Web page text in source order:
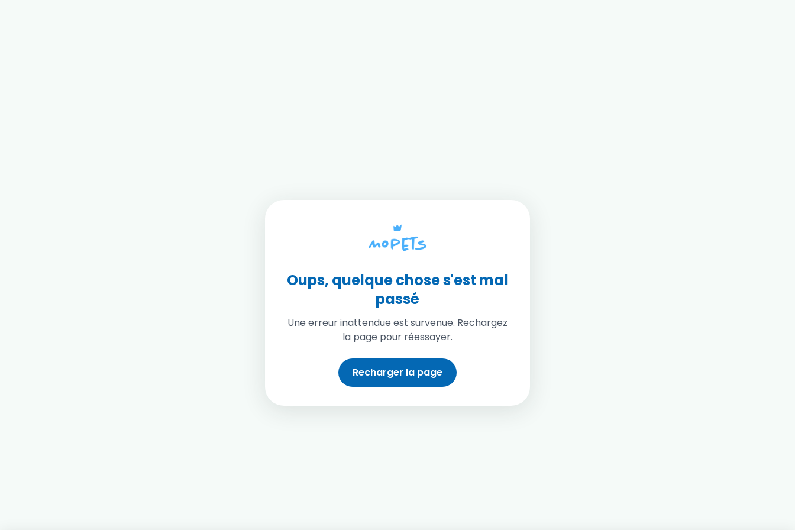
Oups, quelque chose s'est mal
passé
Une erreur inattendue est survenue. Rechargez
la page pour réessayer.
Recharger la page